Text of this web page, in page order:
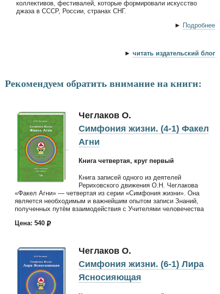
коллективов, фестивалей, которые формировали искусство
джаза в СССР, России, странах СНГ.
► Подробнее
► читать издательский блог
Рекомендуем обратить внимание на книги:
Чеглаков О.
Симфония жизни. (4-1) Факел
Агни
Книга четвертая, круг первый
Книга записей одного из деятелей
Рериховского движения О.Н. Чеглакова
«Факел Агни» — четвертая из серии «Симфония жизни». Она
является необходимым и важнейшим опытом записи Знаний,
полученных путём взаимодействия с Учителями человечества
Цена: 540
Чеглаков О.
Симфония жизни. (6-1) Лира
Ясносияющая